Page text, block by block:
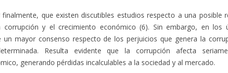
finalmente, que existen discutibles estudios respecto a una posible
corrupción y el crecimiento económico (6). Sin embargo, en los
un mayor consenso respecto de los perjuicios que genera la
Resulta evidente que la corrupción afecta
generando pérdidas incalculables a la sociedad y al mercado.